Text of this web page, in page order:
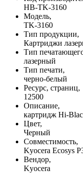
HB-TK-3160
Модель,
TK-3160
Тип продукции,
Картриджи
Тип
лазерный
Тип печати,
черно-белый
Ресурс, страниц,
12500
Описание,
картридж Hi-
Цвет,
Черный
Совместимость,
Kyocera Ecosys
Вендор,
Kyocera